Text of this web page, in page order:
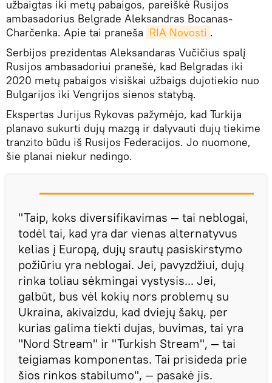
užbaigtas iki metų pabaigos, pareiškė Rusijos
ambasadorius Belgrade Aleksandras Bocanas-
Charčenka. Apie tai praneša RIA Novosti .
Serbijos prezidentas Aleksandaras Vučičius spalį
Rusijos ambasadoriui pranešė, kad Belgradas iki
2020 metų pabaigos visiškai užbaigs dujotiekio nuo
Bulgarijos iki Vengrijos sienos statybą.
Ekspertas Jurijus Rykovas pažymėjo, kad Turkija
planavo sukurti dujų mazgą ir dalyvauti dujų tiekime
tranzito būdu iš Rusijos Federacijos. Jo nuomone,
šie planai niekur nedingo.
"Taip, koks diversifikavimas — tai neblogai,
todėl tai, kad yra dar vienas alternatyvus
kelias į Europą, dujų srautų pasiskirstymo
požiūriu yra neblogai. Jei, pavyzdžiui, dujų
rinka toliau sėkmingai vystysis... Jei,
galbūt, bus vėl kokių nors problemų su
Ukraina, akivaizdu, kad dviejų šakų, per
kurias galima tiekti dujas, buvimas, tai yra
"Nord Stream" ir "Turkish Stream", — tai
teigiamas komponentas. Tai prisideda prie
šios rinkos stabilumo", — pasakė jis.